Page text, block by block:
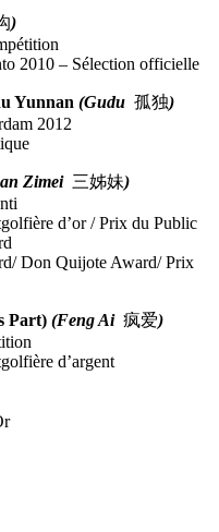
)
2010 – Sélection officielle
Yunnan (Gudu 孤独)
2012
Zimei 三姊妹)
d’or / Prix du Public
Don Quijote Award/ Prix
Part) (Feng Ai 疯爱)
d’argent